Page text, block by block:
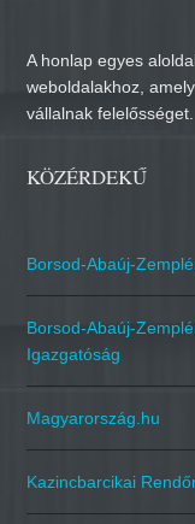
A honlap egyes
weboldalakhoz,
vállalnak felelősséget.
KÖZÉRDEKŰ
Borsod-Abaúj-
Borsod-Abaúj-
Igazgatóság
Magyarország.hu
Kazincbarcikai